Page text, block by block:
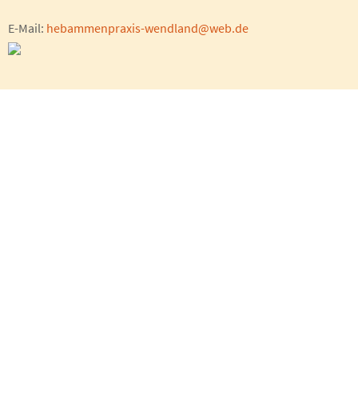
E-Mail: hebammenpraxis-wendland@web.de